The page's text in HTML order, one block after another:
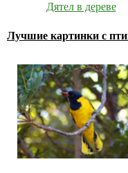
Дятел в дереве
Лучшие картинки с